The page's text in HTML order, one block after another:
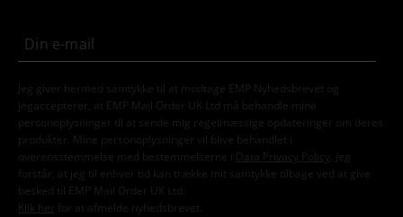
Jeg giver hermed samtykke til at modtage EMP Nyhedsbrevet og
jegaccepterer, at EMP Mail Order UK Ltd må behandle mine
personoplysninger til at sende mig regelmæssige opdateringer om deres
produkter. Mine personoplysninger vil blive behandlet i
overensstemmelse med bestemmelserne i
Data Privacy Policy
. Jeg
forstår, at jeg til enhver tid kan trække mit samtykke tilbage ved at give
besked til EMP Mail Order UK Ltd.
Klik her
for at afmelde nyhedsbrevet.